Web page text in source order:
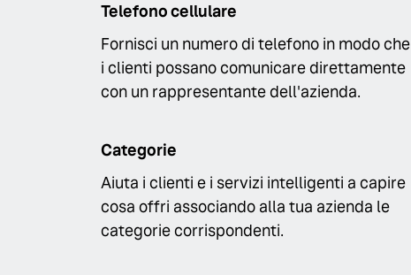
Telefono cellulare
Fornisci un numero di telefono in modo che
i clienti possano comunicare direttamente
con un rappresentante dell'azienda.
Categorie
Aiuta i clienti e i servizi intelligenti a capire
cosa offri associando alla tua azienda le
categorie corrispondenti.